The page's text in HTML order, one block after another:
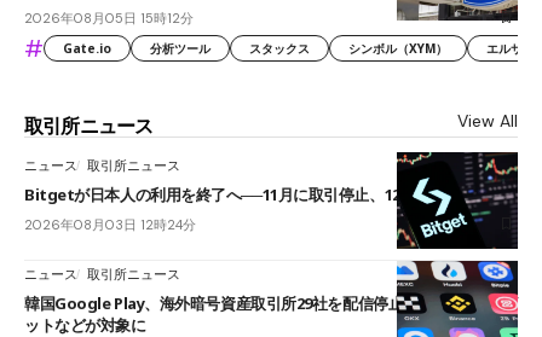
2026年08月05日 15時12分
# Gate.io 分析ツール スタックス シンボル（XYM） エルサル
取引所ニュース View All
ニュース 取引所ニュース
Bitgetが日本人の利用を終了へ──11月に取引停止、12月末に強制決済
2026年08月03日 12時24分
ニュース 取引所ニュース
韓国Google Play、海外暗号資産取引所29社を配信停止──OKXやバイビ
ットなどが対象に